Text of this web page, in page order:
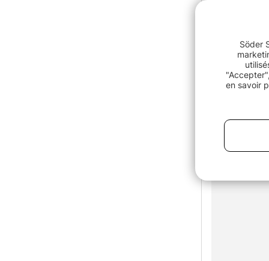
€6
Söder
en savoir